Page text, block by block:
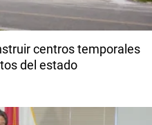
centros temporales
del estado